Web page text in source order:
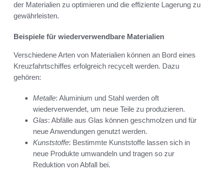
der Materialien zu optimieren und die effiziente Lagerung zu
gewährleisten.
Beispiele für wiederverwendbare Materialien
Verschiedene Arten von Materialien können an Bord eines
Kreuzfahrtschiffes erfolgreich recycelt werden. Dazu
gehören:
Metalle: Aluminium und Stahl werden oft
wiederverwendet, um neue Teile zu produzieren.
Glas: Abfälle aus Glas können geschmolzen und für
neue Anwendungen genutzt werden.
Kunststoffe: Bestimmte Kunststoffe lassen sich in
neue Produkte umwandeln und tragen so zur
Reduktion von Abfall bei.